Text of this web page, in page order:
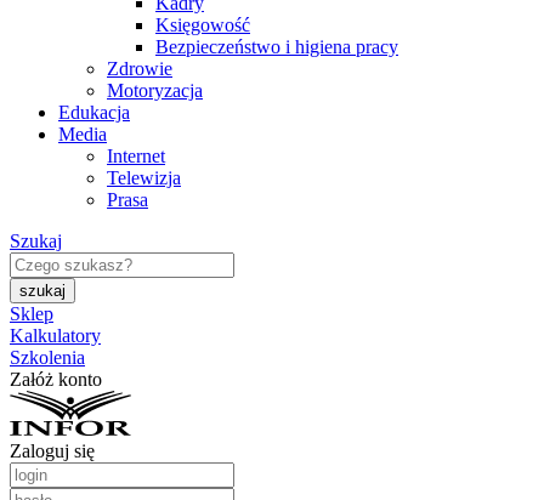
Księgowość
Bezpieczeństwo i higiena pracy
Zdrowie
Motoryzacja
Edukacja
Media
Internet
Telewizja
Prasa
Szukaj
Sklep
Kalkulatory
Szkolenia
Załóż konto
Zaloguj się